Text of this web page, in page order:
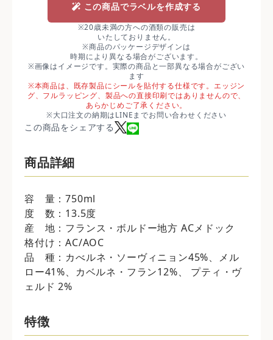
この商品でラベルを作成する
※20歳未満の方への酒類の販売は
いたしておりません。
※商品のパッケージデザインは
時期により異なる場合がございます。
※画像はイメージです。実際の商品と一部異なる場合がござい
ます
※本商品は、既存製品にシールを貼付する仕様です。エッジン
グ、フルラッピング、製品への直接印刷ではありませんので、
あらかじめご了承ください。
※大口注文の納期はLINEまでお問い合わせください
この商品をシェアする
商品詳細
容 量：750ml
度 数：13.5度
産 地：フランス・ボルドー地方 ACメドック
格付け：AC/AOC
品 種：カべルネ・ソーヴィニョン45%、メル
ロー41%、カベルネ・フラン12%、 プティ・ヴ
ェルド 2%
特徴